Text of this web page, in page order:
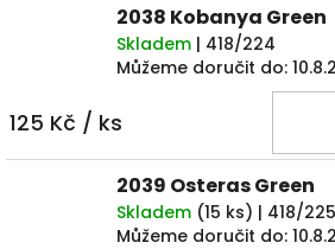
2038 Kobanya Green
Skladem | 418/224
Můžeme doručit do:
125 Kč / ks
2039 Osteras Green
Skladem (15 ks) | 418/225
Můžeme doručit do: